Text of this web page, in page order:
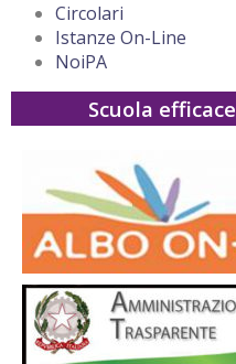
Circolari
Istanze On-Line
NoiPA
Scuola efficace